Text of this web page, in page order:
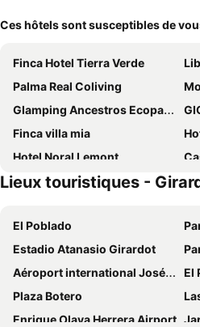
Ces hôtels sont susceptibles de
Finca Hotel Tierra Verde
Palma Real Coliving
Glamping Ancestros Ecoparque
Finca villa mia
Hotel Noral Lemont
Finca Hotel Villa Camila
Hotel VILLA CABAÑA
Hotel San Antonio Guarne
CASA HOTEL LOS ARBOLES
Hotel california
Hotel Manchester Bello Antioaquia
Lieux touristiques -
El Poblado
Estadio Atanasio Girardot
Aéroport international José María Córdova
El
Plaza Botero
Enrique Olaya Herrera Airport